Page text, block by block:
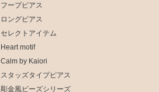
フープピアス
ロングピアス
セレクトアイテム
Heart motif
Calm by Kaiori
スタッズタイプピアス
彫金風ビーズシリーズ